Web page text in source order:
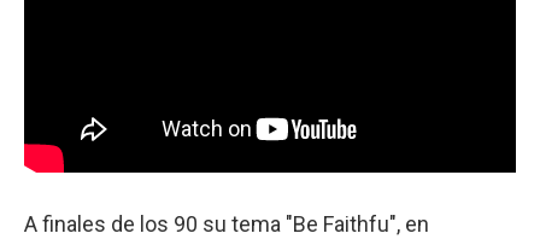
A finales de los 90 su tema "Be Faithfu", en